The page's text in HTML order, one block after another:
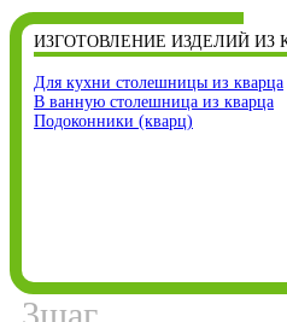
ИЗГОТОВЛЕНИЕ ИЗДЕЛИЙ ИЗ
Для кухни столешницы из кварца
В ванную столешница из кварца
Подоконники (кварц)
3шаг